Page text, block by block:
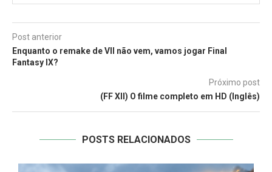
Post anterior
Enquanto o remake de VII não vem, vamos jogar Final
Fantasy IX?
Próximo post
(FF XII) O filme completo em HD (Inglês)
POSTS RELACIONADOS